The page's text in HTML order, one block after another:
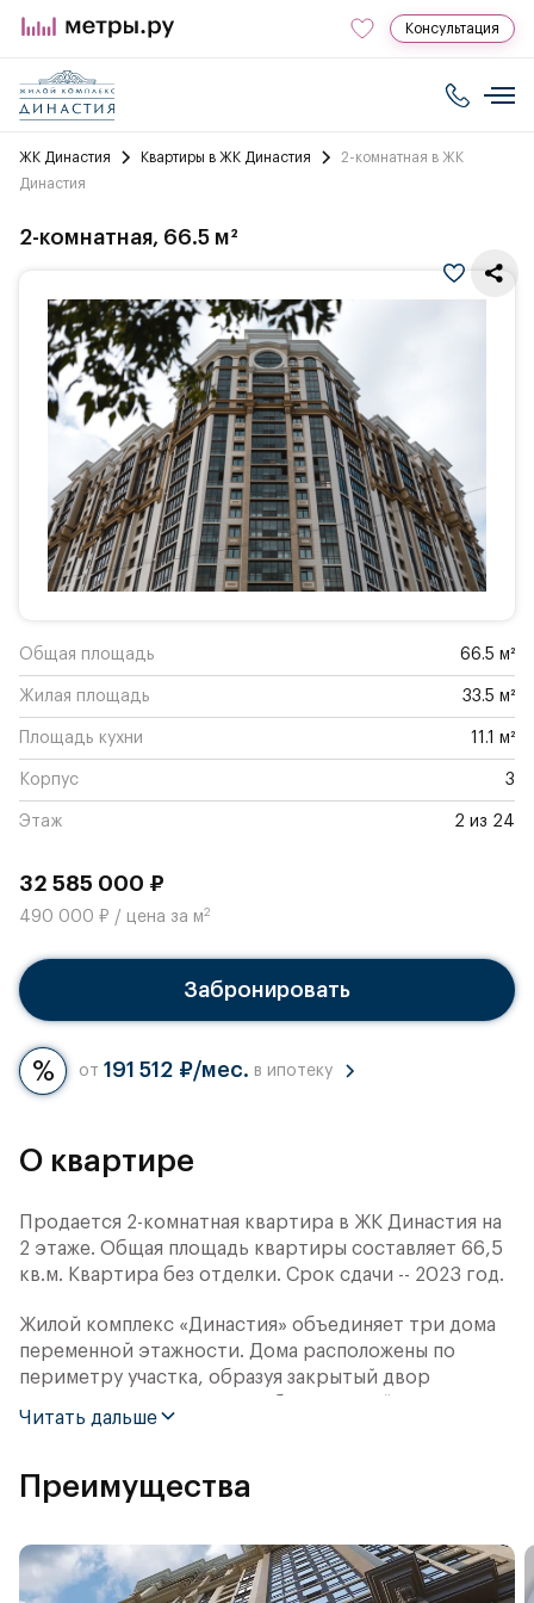
Консультация
ЖК Династия Квартиры в ЖК Династия
2-комнатная в ЖК
Династия
2-комнатная, 66.5 м²
Общая площадь 66.5 м²
Жилая площадь 33.5 м²
Площадь кухни 11.1 м²
Корпус 3
Этаж 2 из 24
32 585 000 ₽
490 000 ₽ / цена за м2
Забронировать
от 191 512 ₽/мес. в ипотеку
О квартире
Продается 2-комнатная квартира в ЖК Династия на
2 этаже. Общая площадь квартиры составляет 66,5
кв.м. Квартира без отделки. Срок сдачи -- 2023 год.
Жилой комплекс «Династия» объединяет три дома
переменной этажности. Дома расположены по
периметру участка, образуя закрытый двор
дворовой территории — «Парк отдыха в
российские и международные решения досуга под
открытым небом: городских пространств,
Архитектурная концепция жилого комплекса —
Читать дальше
Преимущества